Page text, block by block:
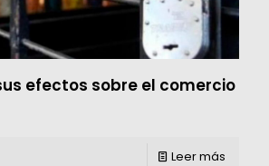
efectos sobre el comercio
Leer más